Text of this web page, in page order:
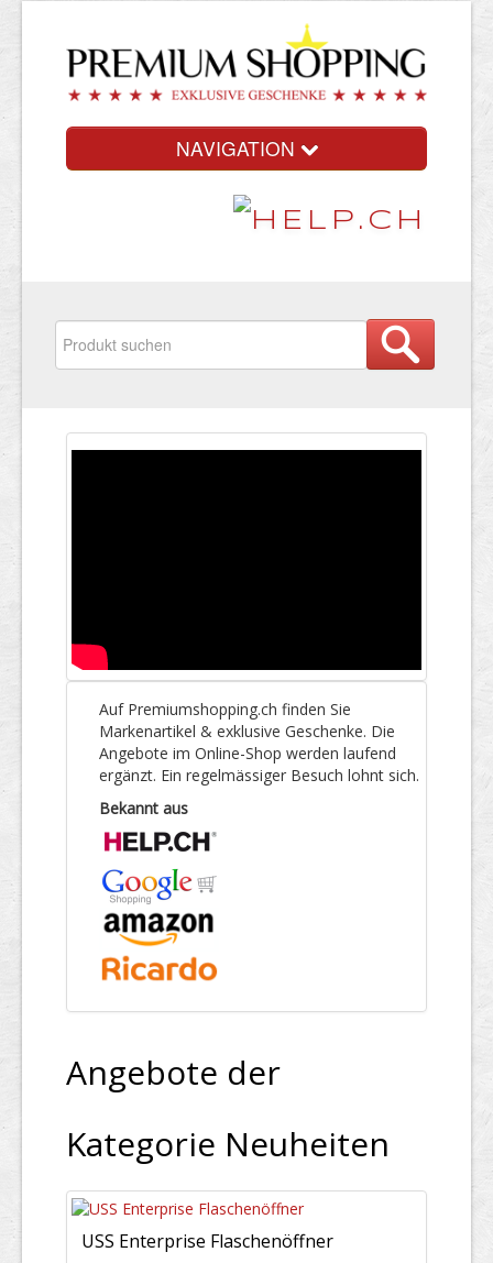
NAVIGATION
Auf Premiumshopping.ch finden Sie
Markenartikel & exklusive Geschenke. Die
Angebote im Online-Shop werden laufend
ergänzt. Ein regelmässiger Besuch lohnt sich.
Bekannt aus
Angebote der
Kategorie Neuheiten
USS Enterprise Flaschenöffner